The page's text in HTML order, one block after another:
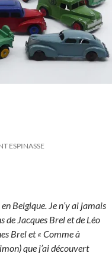
ESPINASSE
Belgique. Je n’y ai jamais
de Jacques Brel et de Léo
Brel et « Comme à
que j’ai découvert